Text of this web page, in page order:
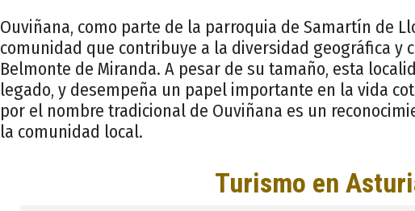
Ouviñana, como parte de la parroquia de Samartín de
comunidad que contribuye a la diversidad geográfica y
Belmonte de Miranda. A pesar de su tamaño, esta
legado, y desempeña un papel importante en la vida
por el nombre tradicional de Ouviñana es un
la comunidad local.